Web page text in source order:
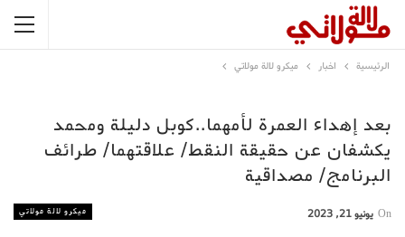
الرئيسية اخبار ميكرو لالة مولاتي
بعد إهداء العمرة لأمهما..كوبل دليلة ومحمد
يكشفان عن حقيقة النقط/ علاقتهما/ طرائف
البرنامج/ مصداقية
ميكرو لالة مولاتي On يونيو 21, 2023